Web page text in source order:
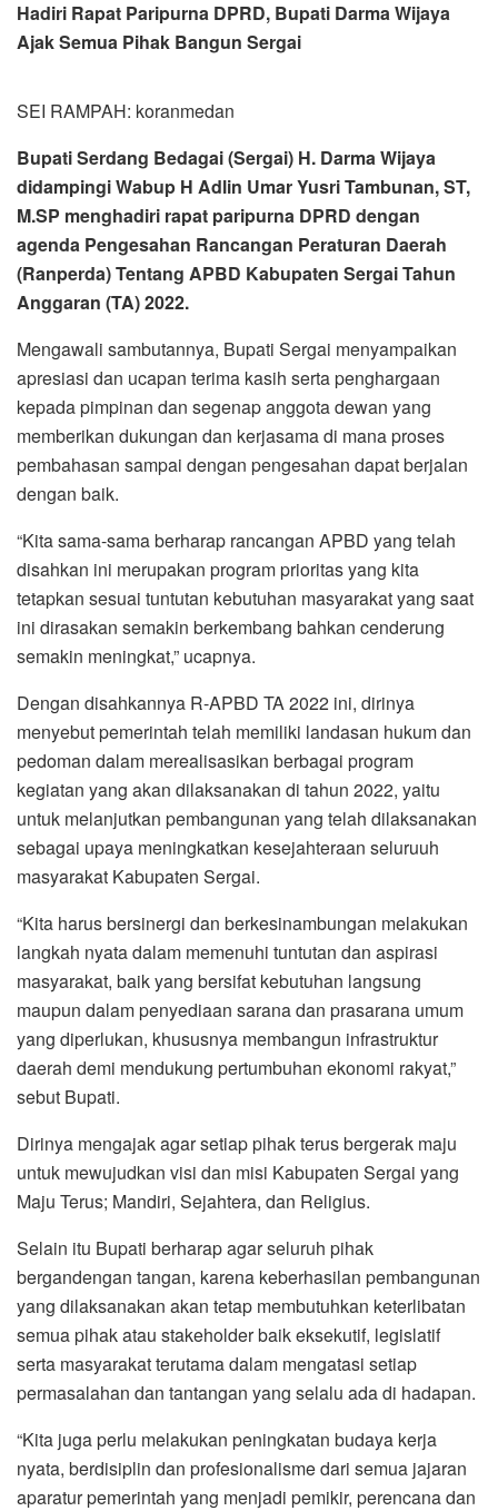
Hadiri Rapat Paripurna DPRD, Bupati Darma Wijaya
Ajak Semua Pihak Bangun Sergai
SEI RAMPAH: koranmedan
Bupati Serdang Bedagai (Sergai) H. Darma Wijaya
didampingi Wabup H Adlin Umar Yusri Tambunan, ST,
M.SP menghadiri rapat paripurna DPRD dengan
agenda Pengesahan Rancangan Peraturan Daerah
(Ranperda) Tentang APBD Kabupaten Sergai Tahun
Anggaran (TA) 2022.
Mengawali sambutannya, Bupati Sergai menyampaikan
apresiasi dan ucapan terima kasih serta penghargaan
kepada pimpinan dan segenap anggota dewan yang
memberikan dukungan dan kerjasama di mana proses
pembahasan sampai dengan pengesahan dapat berjalan
dengan baik.
“Kita sama-sama berharap rancangan APBD yang telah
disahkan ini merupakan program prioritas yang kita
tetapkan sesuai tuntutan kebutuhan masyarakat yang saat
ini dirasakan semakin berkembang bahkan cenderung
semakin meningkat,” ucapnya.
Dengan disahkannya R-APBD TA 2022 ini, dirinya
menyebut pemerintah telah memiliki landasan hukum dan
pedoman dalam merealisasikan berbagai program
kegiatan yang akan dilaksanakan di tahun 2022, yaitu
untuk melanjutkan pembangunan yang telah dilaksanakan
sebagai upaya meningkatkan kesejahteraan seluruuh
masyarakat Kabupaten Sergai.
“Kita harus bersinergi dan berkesinambungan melakukan
langkah nyata dalam memenuhi tuntutan dan aspirasi
masyarakat, baik yang bersifat kebutuhan langsung
maupun dalam penyediaan sarana dan prasarana umum
yang diperlukan, khususnya membangun infrastruktur
daerah demi mendukung pertumbuhan ekonomi rakyat,”
sebut Bupati.
Dirinya mengajak agar setiap pihak terus bergerak maju
untuk mewujudkan visi dan misi Kabupaten Sergai yang
Maju Terus; Mandiri, Sejahtera, dan Religius.
Selain itu Bupati berharap agar seluruh pihak
bergandengan tangan, karena keberhasilan pembangunan
yang dilaksanakan akan tetap membutuhkan keterlibatan
semua pihak atau stakeholder baik eksekutif, legislatif
serta masyarakat terutama dalam mengatasi setiap
permasalahan dan tantangan yang selalu ada di hadapan.
“Kita juga perlu melakukan peningkatan budaya kerja
nyata, berdisiplin dan profesionalisme dari semua jajaran
aparatur pemerintah yang menjadi pemikir, perencana dan